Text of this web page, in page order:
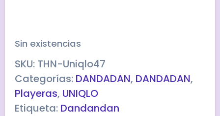
Sin existencias
SKU: THN-Uniqlo47
Categorías: DANDADAN, DANDADAN,
Playeras, UNIQLO
Etiqueta: Dandandan